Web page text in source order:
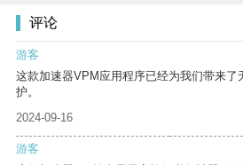
评论
游客
这款加速器VPM应用程序已经为我们带来了
护。
2024-09-16
游客